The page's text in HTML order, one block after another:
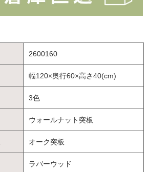
2600160
幅120×奥行60×高さ40(cm)
3色
ウォールナット突板
オーク突板
ラバーウッド